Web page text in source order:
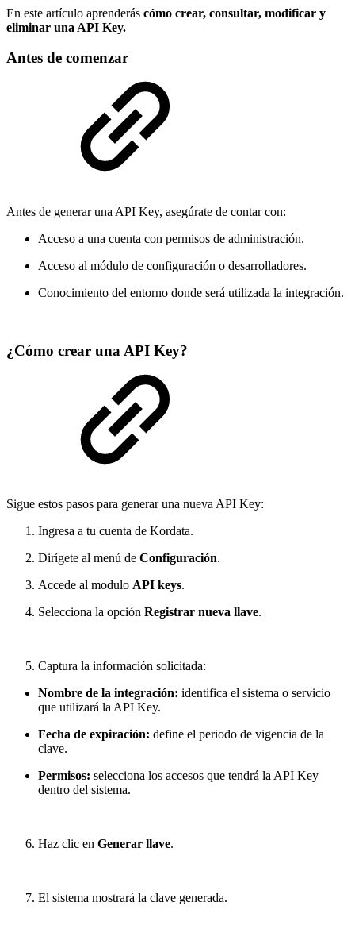
En este artículo aprenderás cómo crear, consultar, modificar y
eliminar una API Key.
Antes de comenzar
Antes de generar una API Key, asegúrate de contar con:
Acceso a una cuenta con permisos de administración.
Acceso al módulo de configuración o desarrolladores.
Conocimiento del entorno donde será utilizada la integración.
¿Cómo crear una API Key?
Sigue estos pasos para generar una nueva API Key:
Ingresa a tu cuenta de Kordata.
Dirígete al menú de Configuración.
Accede al modulo API keys.
Selecciona la opción Registrar nueva llave.
Captura la información solicitada:
Nombre de la integración: identifica el sistema o servicio
que utilizará la API Key.
Fecha de expiración: define el periodo de vigencia de la
clave.
Permisos: selecciona los accesos que tendrá la API Key
dentro del sistema.
Haz clic en Generar llave.
El sistema mostrará la clave generada.